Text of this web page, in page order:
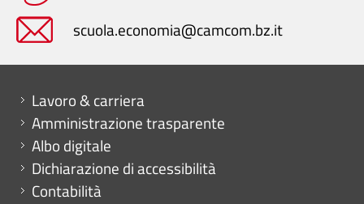
scuola.economia@camcom.bz.it
Mini menu di servizio
Lavoro & carriera
Amministrazione trasparente
Albo digitale
Dichiarazione di accessibilità
Contabilità